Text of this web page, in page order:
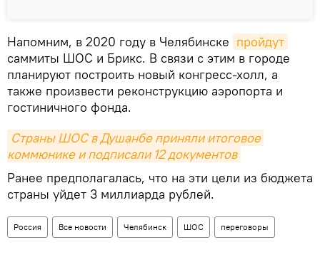
Напомним, в 2020 году в Челябинске пройдут
саммиты ШОС и Брикс. В связи с этим в городе
планируют построить новый конгресс-холл, а
также произвести реконструкцию аэропорта и
гостиничного фонда.
Страны ШОС в Душанбе приняли итоговое
коммюнике и подписали 12 документов
Ранее предполагалась, что на эти цели из бюджета
страны уйдет 3 миллиарда рублей.
Россия Все новости Челябинск ШОС переговоры